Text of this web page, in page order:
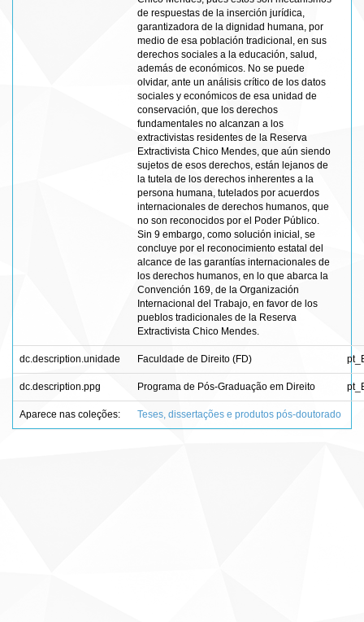
de respuestas de la inserción jurídica,
garantizadora de la dignidad humana, por
medio de esa población tradicional, en sus
derechos sociales a la educación, salud,
además de económicos. No se puede
olvidar, ante un análisis crítico de los datos
sociales y económicos de esa unidad de
conservación, que los derechos
fundamentales no alcanzan a los
extractivistas residentes de la Reserva
Extractivista Chico Mendes, que aún siendo
sujetos de esos derechos, están lejanos de
la tutela de los derechos inherentes a la
persona humana, tutelados por acuerdos
internacionales de derechos humanos, que
no son reconocidos por el Poder Público.
Sin 9 embargo, como solución inicial, se
concluye por el reconocimiento estatal del
alcance de las garantías internacionales de
los derechos humanos, en lo que abarca la
Convención 169, de la Organización
Internacional del Trabajo, en favor de los
pueblos tradicionales de la Reserva
Extractivista Chico Mendes.
dc.description.unidade Faculdade de Direito (FD)
dc.description.ppg Programa de Pós-Graduação em Direito
Aparece nas coleções: Teses, dissertações e produtos pós-doutorado